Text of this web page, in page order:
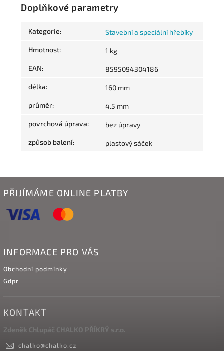
Doplňkové parametry
Kategorie: Stavební a speciální hřebíky
Hmotnost: 1 kg
EAN: 8595094304186
délka: 160 mm
průměr: 4.5 mm
povrchová úprava: bez úpravy
způsob balení: plastový sáček
PŘIJÍMÁME ONLINE PLATBY
INFORMACE PRO VÁS
Obchodní podmínky
Gdpr
KONTAKT
Zdeněk Chlupáč CHALKO PŘÍKRÝ s.r.o.
chalko@chalko.cz